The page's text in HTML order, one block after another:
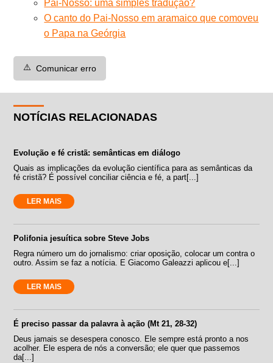
Pai-Nosso: uma simples tradução?
O canto do Pai-Nosso em aramaico que comoveu
o Papa na Geórgia
⚠️ Comunicar erro
NOTÍCIAS RELACIONADAS
Evolução e fé cristã: semânticas em diálogo
Quais as implicações da evolução científica para as semânticas da
fé cristã? É possível conciliar ciência e fé, a part[...]
LER MAIS
Polifonia jesuítica sobre Steve Jobs
Regra número um do jornalismo: criar oposição, colocar um contra o
outro. Assim se faz a notícia. E Giacomo Galeazzi aplicou e[...]
LER MAIS
É preciso passar da palavra à ação (Mt 21, 28-32)
Deus jamais se desespera conosco. Ele sempre está pronto a nos
acolher. Ele espera de nós a conversão; ele quer que passemos
da[...]